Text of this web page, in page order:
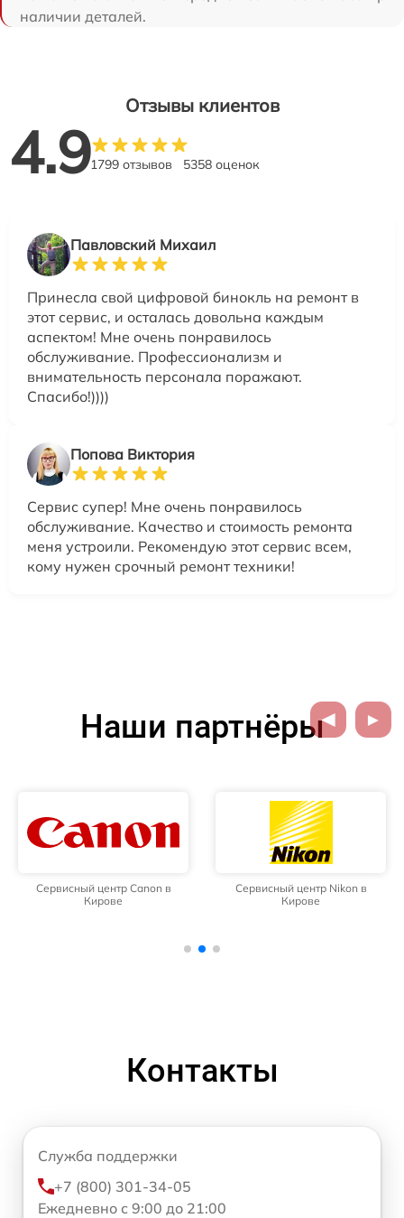
наличии деталей.
Отзывы клиентов
4.91799 отзывов 5358 оценок
Павловский Михаил
Принесла свой цифровой бинокль на ремонт в
этот сервис, и осталась довольна каждым
аспектом! Мне очень понравилось
обслуживание. Профессионализм и
внимательность персонала поражают.
Спасибо!))))
Попова Виктория
Сервис супер! Мне очень понравилось
обслуживание. Качество и стоимость ремонта
меня устроили. Рекомендую этот сервис всем,
кому нужен срочный ремонт техники!
Наши партнёры
Сервисный центр Canon в
Кирове
Сервисный центр Nikon в
Кирове
Контакты
Служба поддержки
+7 (800) 301-34-05
Ежедневно с 9:00 до 21:00